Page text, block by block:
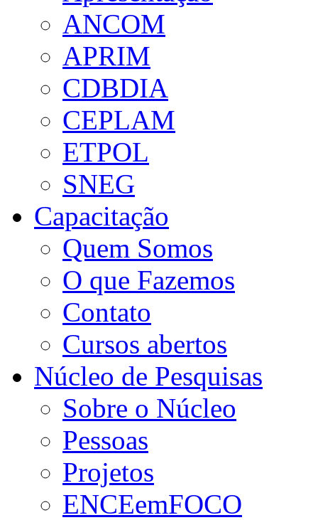
ANCOM
APRIM
CDBDIA
CEPLAM
ETPOL
SNEG
Capacitação
Quem Somos
O que Fazemos
Contato
Cursos abertos
Núcleo de Pesquisas
Sobre o Núcleo
Pessoas
Projetos
ENCEemFOCO